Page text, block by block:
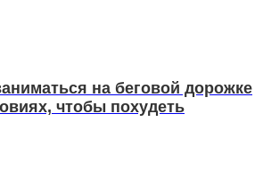
на беговой дорожке
чтобы похудеть